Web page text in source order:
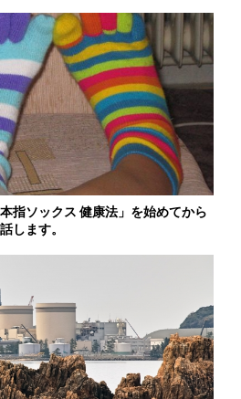
指ソックス 健康法」を始めてから
します。